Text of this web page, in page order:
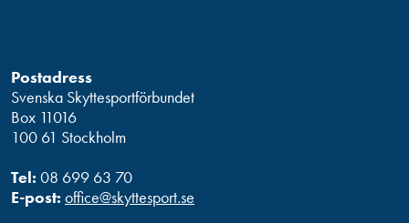
Postadress
Svenska Skyttesportförbundet
Box 11016
100 61 Stockholm
Tel: 08 699 63 70
E-post: office@skyttesport.se